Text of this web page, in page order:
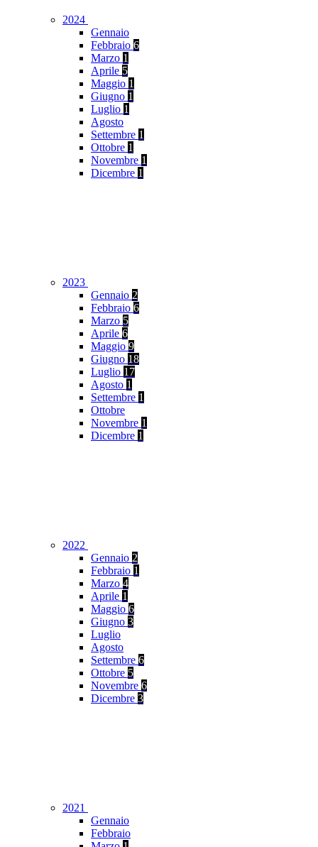
2024
Gennaio
Febbraio 6
Marzo 1
Aprile 5
Maggio 1
Giugno 1
Luglio 1
Agosto
Settembre 1
Ottobre 1
Novembre 1
Dicembre 1
2023
Gennaio 2
Febbraio 6
Marzo 5
Aprile 6
Maggio 9
Giugno 18
Luglio 17
Agosto 1
Settembre 1
Ottobre
Novembre 1
Dicembre 1
2022
Gennaio 2
Febbraio 1
Marzo 4
Aprile 1
Maggio 6
Giugno 3
Luglio
Agosto
Settembre 6
Ottobre 5
Novembre 6
Dicembre 3
2021
Gennaio
Febbraio